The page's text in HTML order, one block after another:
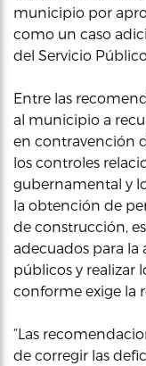
municipio por
como un caso
del Servicio
Entre las
al municipio a
en contravención
los controles
gubernamental y
la obtención de
de construcción,
adecuados para
públicos y realizar
conforme exige la
“Las
de corregir las